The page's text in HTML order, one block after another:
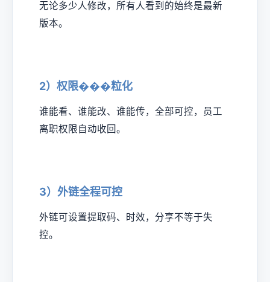
无论多少人修改，所有人看到的始终是最新
版本。
2）权限���粒化
谁能看、谁能改、谁能传，全部可控，员工
离职权限自动收回。
3）外链全程可控
外链可设置提取码、时效，分享不等于失
控。